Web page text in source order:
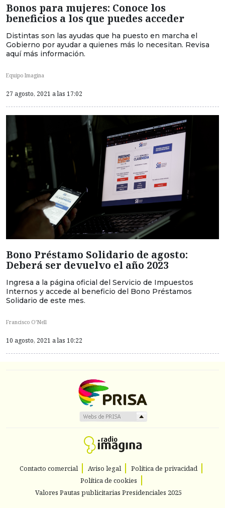
Bonos para mujeres: Conoce los
beneficios a los que puedes acceder
Distintas son las ayudas que ha puesto en marcha el
Gobierno por ayudar a quienes más lo necesitan. Revisa
aquí más información.
Equipo Imagina
27 agosto, 2021 a las 17:02
Bono Préstamo Solidario de agosto:
Deberá ser devuelvo el año 2023
Ingresa a la página oficial del Servicio de Impuestos
Internos y accede al beneficio del Bono Préstamos
Solidario de este mes.
Francisco O’Nell
10 agosto, 2021 a las 10:22
Contacto comercial Aviso legal
Política de privacidad
Política de cookies
Valores Pautas publicitarias Presidenciales 2025